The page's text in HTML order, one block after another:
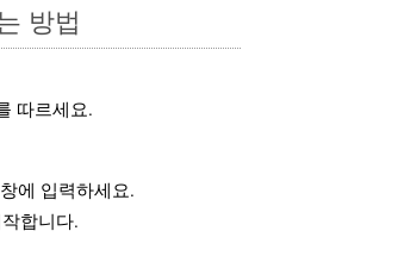
방법
따르세요.
에 입력하세요.
합니다.